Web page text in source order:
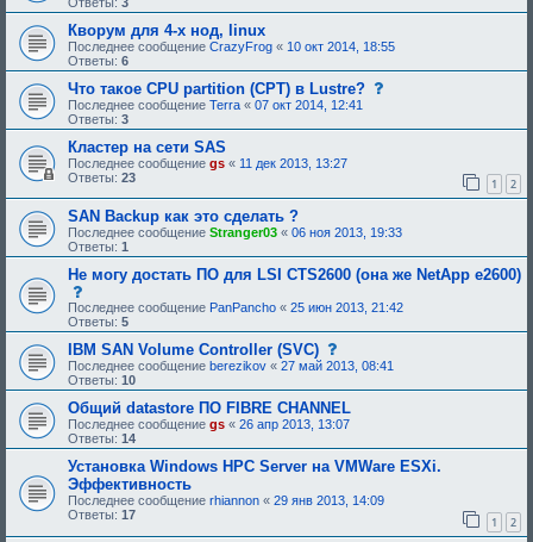
е
т
р
е
б
у
ю
щ
е
о
о
б
р
е
н
и
я
Кворум для 4-х нод, linux
Последнее сообщение CrazyFrog « 10 окт 2014, 18:55
Ответы: 6
Что такое CPU partition (CPT) в Lustre?
б
е
т
е
б
ю
щ
е
д
я
Последнее сообщение Terra « 07 окт 2014, 12:41
Ответы: 3
Кластер на сети SAS
Последнее сообщение gs « 11 дек 2013, 13:27
Ответы: 23 1 2
SAN Backup как это сделать ?
Последнее сообщение Stranger03 « 06 ноя 2013, 19:33
Ответы: 1
Не могу достать ПО для LSI CTS2600 (она же NetApp e2600)
о
о
б
щ
е
н
и
е
,
т
р
е
б
у
ю
щ
е
Последнее сообщение PanPancho « 25 июн 2013, 21:42
Ответы: 5
IBM SAN Volume Controller (SVC)
о
б
щ
е
н
и
е
,
р
б
Последнее сообщение berezikov « 27 май 2013, 08:41
Ответы: 10
Общий datastore ПО FIBRE CHANNEL
Последнее сообщение gs « 26 апр 2013, 13:07
Ответы: 14
Установка Windows HPC Server на VMWare ESXi.
Эффективность
Последнее сообщение rhiannon « 29 янв 2013, 14:09
Ответы: 17 1 2